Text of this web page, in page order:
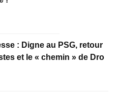
: Digne au PSG, retour
et le « chemin » de Dro